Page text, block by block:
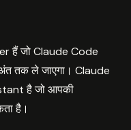
हैं जो Claude Code
तक ले जाएगा। Claude
है जो आपकी
है।